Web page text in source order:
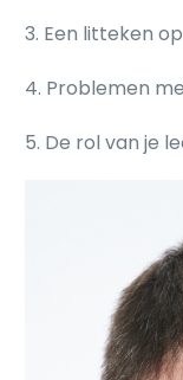
3. Een litteken
4. Problemen
5. De rol van je